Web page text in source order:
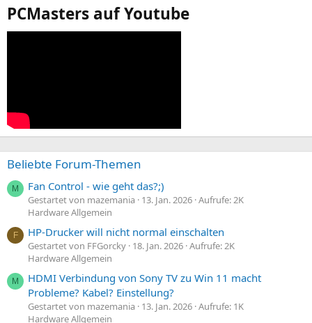
PCMasters auf Youtube
Beliebte Forum-Themen
M Fan Control - wie geht das?;)
Gestartet von mazemania 13. Jan. 2026 Aufrufe: 2K
Hardware Allgemein
F HP-Drucker will nicht normal einschalten
Gestartet von FFGorcky 18. Jan. 2026 Aufrufe: 2K
Hardware Allgemein
M
HDMI Verbindung von Sony TV zu Win 11 macht
Probleme? Kabel? Einstellung?
Gestartet von mazemania 13. Jan. 2026 Aufrufe: 1K
Hardware Allgemein